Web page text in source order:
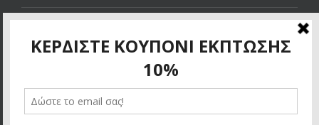
SITE MAP
ΚΕΡΔΙΣΤΕ ΚΟΥΠΟΝΙ ΕΚΠΤΩΣΗΣ 10%